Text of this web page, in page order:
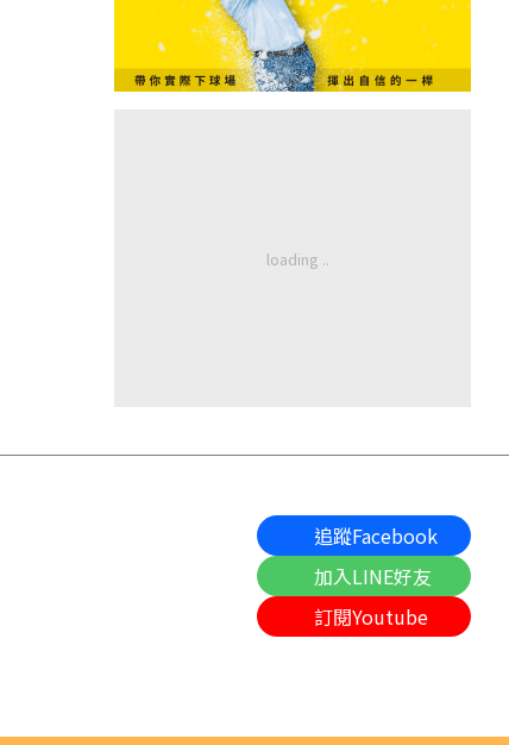
追蹤Facebook
加入LINE好友
訂閱Youtube